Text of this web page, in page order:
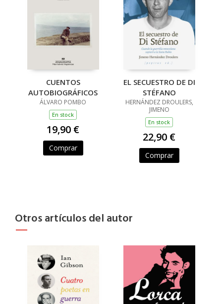
CUENTOS
AUTOBIOGRÁFICOS
ÁLVARO POMBO
En stock
19,90 €
Comprar
EL SECUESTRO DE DI
STÉFANO
HERNÁNDEZ DROULERS,
JIMENO
En stock
22,90 €
Comprar
Otros artículos del autor